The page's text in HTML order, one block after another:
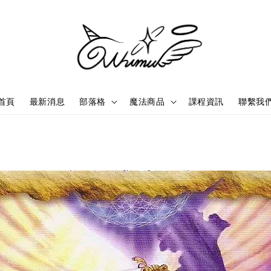
頁 最新消息 部落格 魔法商品 課程資訊 聯繫我